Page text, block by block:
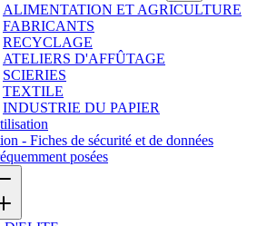
ALIMENTATION ET AGRICULTURE
FABRICANTS
RECYCLAGE
ATELIERS D'AFFÛTAGE
SCIERIES
TEXTILE
INDUSTRIE DU PAPIER
- Fiches de sécurité et de données
posées